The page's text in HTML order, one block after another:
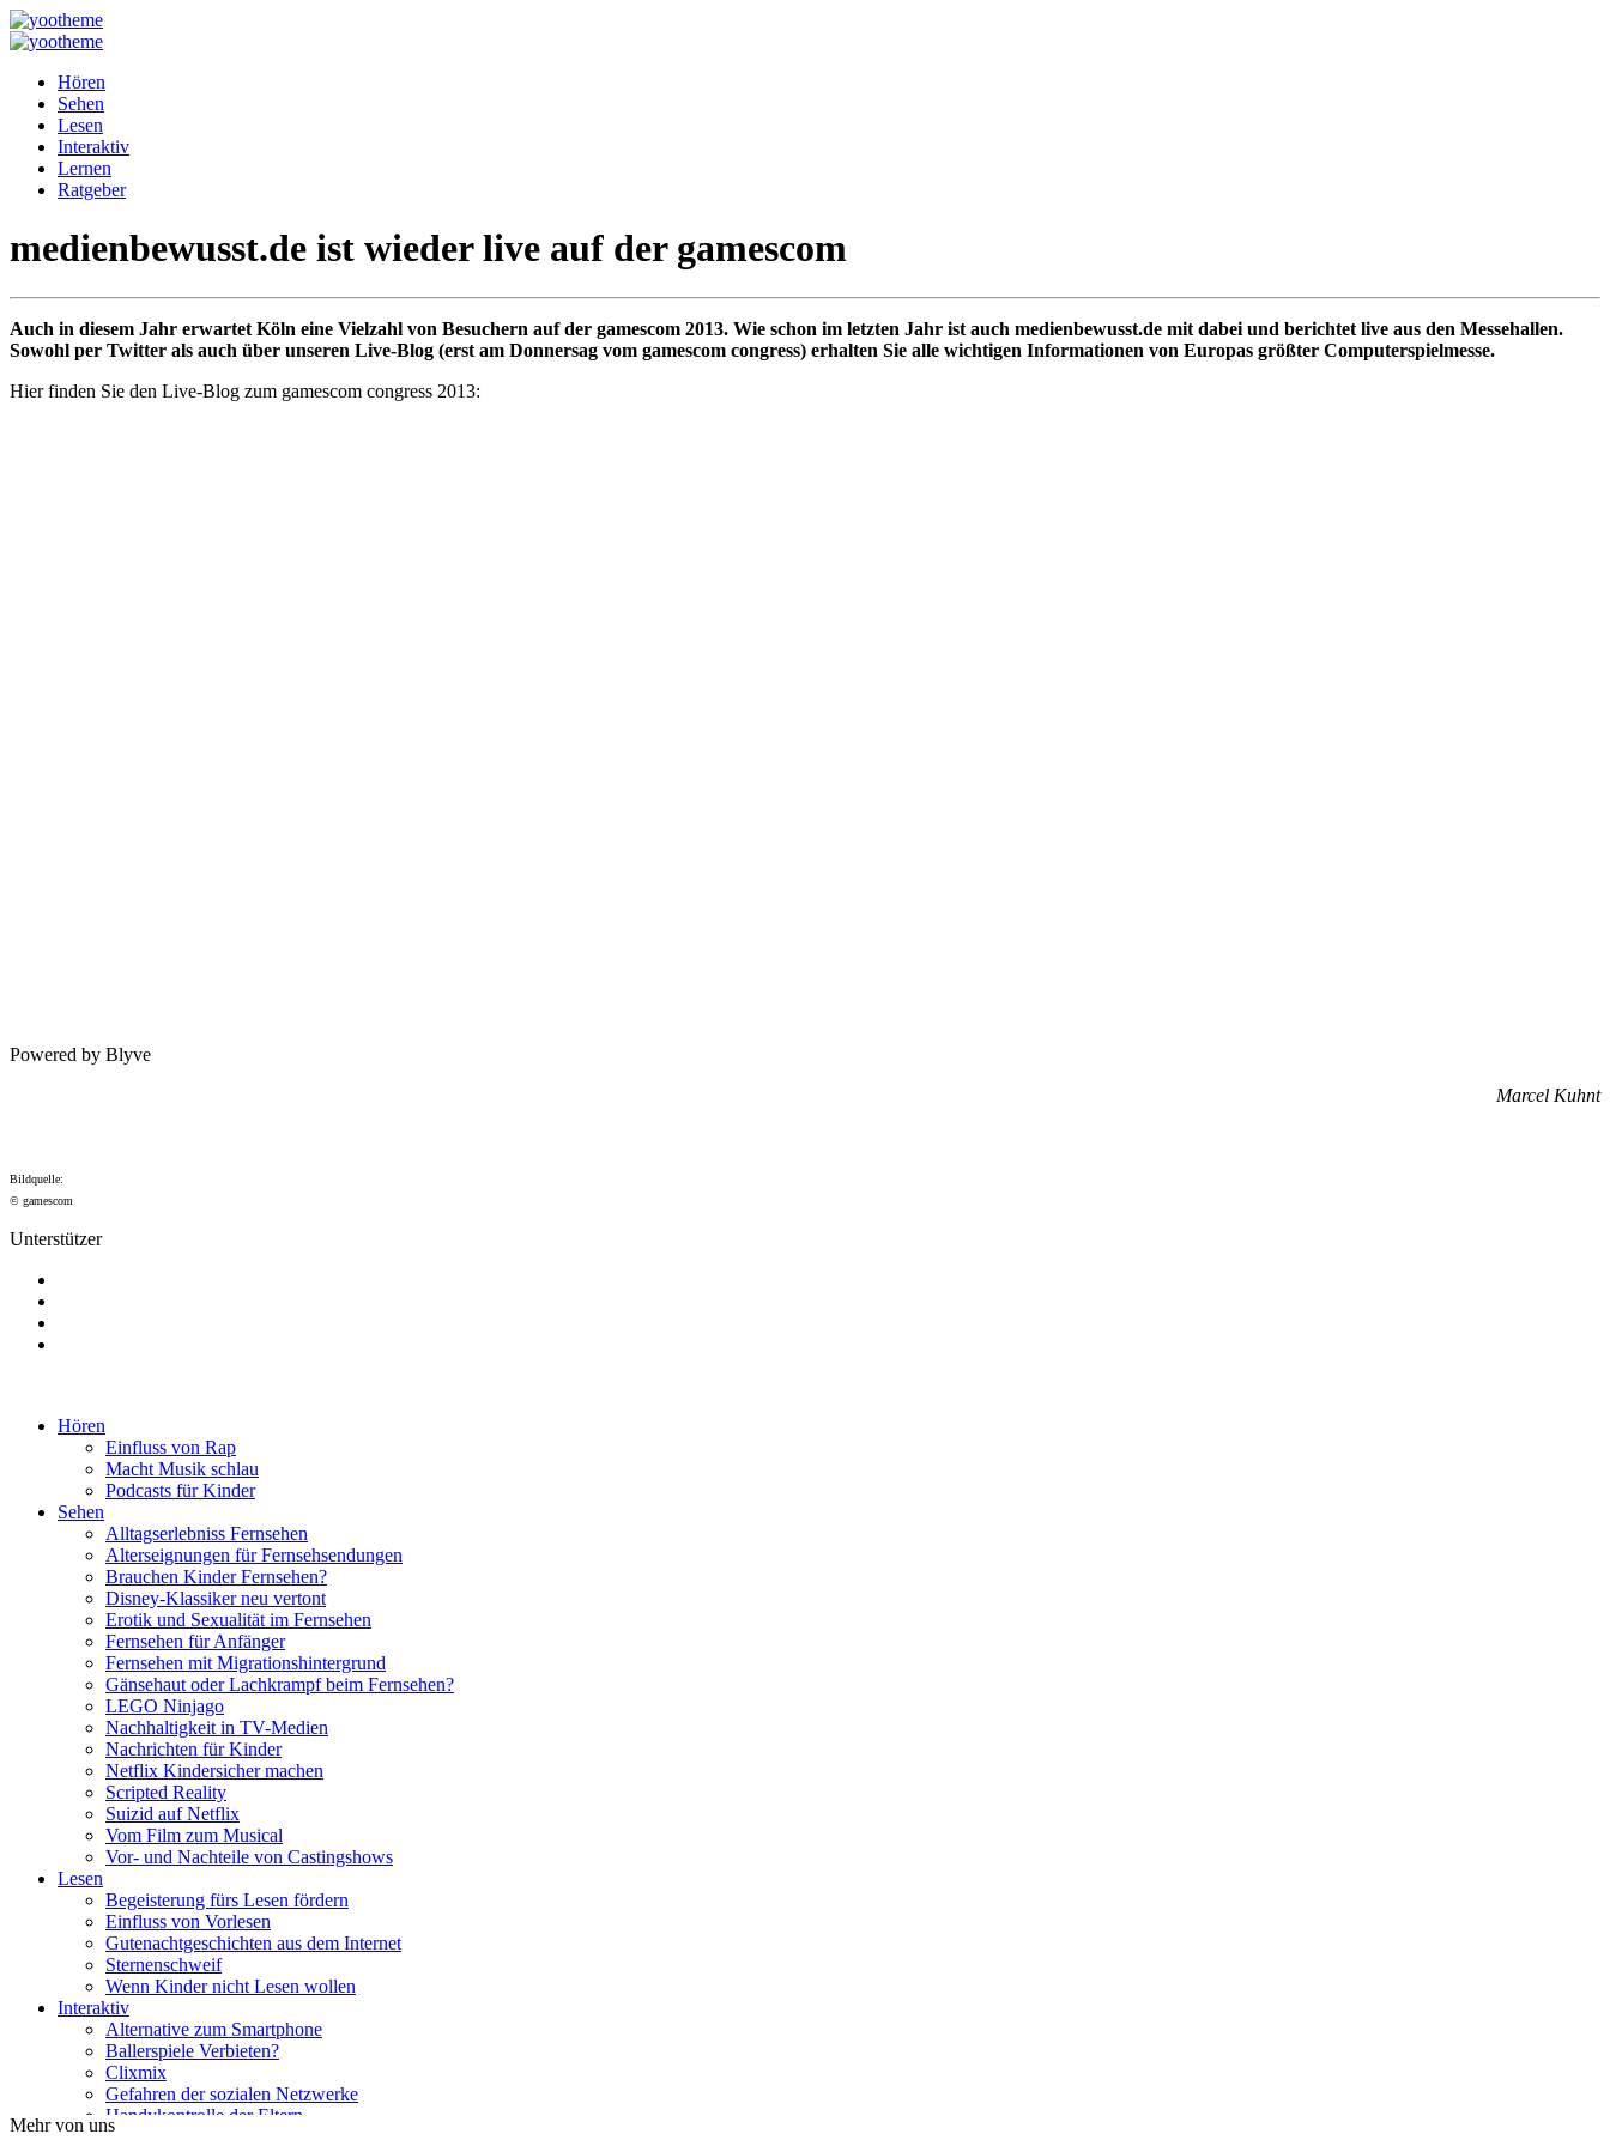
Hören
Sehen
Lesen
Interaktiv
Lernen
Ratgeber
medienbewusst.de ist wieder live auf der gamescom
Auch in diesem Jahr erwartet Köln eine Vielzahl von Besuchern auf der gamescom 2013. Wie schon im letzten Jahr ist auch medienbewusst.de mit dabei und berichtet live aus den Messehallen.
Sowohl per Twitter als auch über unseren Live-Blog (erst am Donnersag vom gamescom congress) erhalten Sie alle wichtigen Informationen von Europas größter Computerspielmesse.
Hier finden Sie den Live-Blog zum gamescom congress 2013:
Powered by Blyve
Marcel Kuhnt
Bildquelle:
© gamescom
Unterstützer
Hören
Einfluss von Rap
Macht Musik schlau
Podcasts für Kinder
Sehen
Alltagserlebniss Fernsehen
Alterseignungen für Fernsehsendungen
Brauchen Kinder Fernsehen?
Disney-Klassiker neu vertont
Erotik und Sexualität im Fernsehen
Fernsehen für Anfänger
Fernsehen mit Migrationshintergrund
Gänsehaut oder Lachkrampf beim Fernsehen?
LEGO Ninjago
Nachhaltigkeit in TV-Medien
Nachrichten für Kinder
Netflix Kindersicher machen
Scripted Reality
Suizid auf Netflix
Vom Film zum Musical
Vor- und Nachteile von Castingshows
Lesen
Begeisterung fürs Lesen fördern
Einfluss von Vorlesen
Gutenachtgeschichten aus dem Internet
Sternenschweif
Wenn Kinder nicht Lesen wollen
Interaktiv
Alternative zum Smartphone
Ballerspiele Verbieten?
Clixmix
Gefahren der sozialen Netzwerke
Handykontrolle der Eltern
Ist mein Kind Handysüchtig?
Mehr von uns